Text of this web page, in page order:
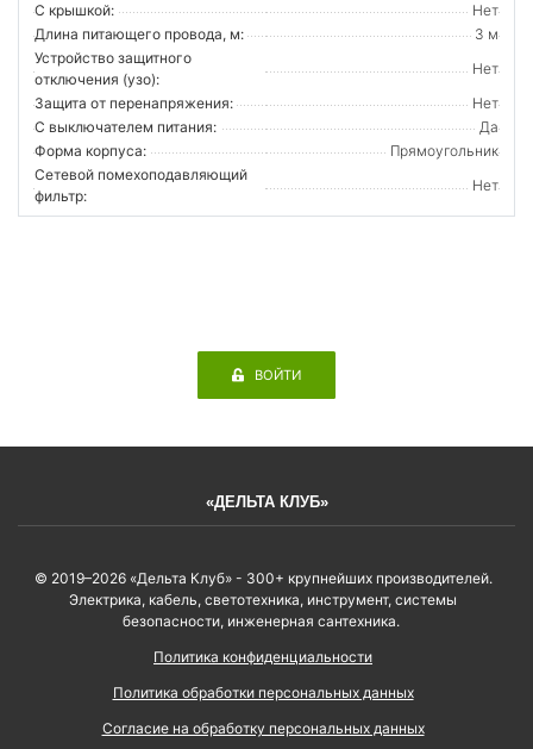
С крышкой:
Нет
Длина питающего провода, м:
3 м
Устройство защитного
отключения (узо):
Нет
Защита от перенапряжения:
Нет
С выключателем питания:
Да
Форма корпуса:
Прямоугольник
Сетевой помехоподавляющий
фильтр:
Нет
ВОЙТИ
«ДЕЛЬТА КЛУБ»
© 2019–2026 «Дельта Клуб» - 300+ крупнейших производителей.
Электрика, кабель, светотехника, инструмент, системы
безопасности, инженерная сантехника.
Политика конфиденциальности
Политика обработки персональных данных
Согласие на обработку персональных данных